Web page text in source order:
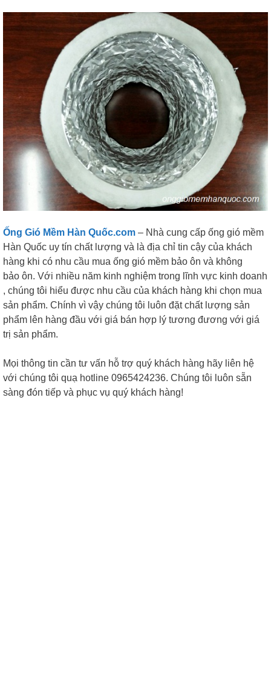
Ống Gió Mềm Hàn Quốc.com – Nhà cung cấp ống gió mềm
Hàn Quốc uy tín chất lượng và là địa chỉ tin cậy của khách
hàng khi có nhu cầu mua ống gió mềm bảo ôn và không
bảo ôn. Với nhiều năm kinh nghiệm trong lĩnh vực kinh doanh
, chúng tôi hiểu được nhu cầu của khách hàng khi chọn mua
sản phẩm. Chính vì vậy chúng tôi luôn đặt chất lượng sản
phẩm lên hàng đầu với giá bán hợp lý tương đương với giá
trị sản phẩm.
Mọi thông tin cần tư vấn hỗ trợ quý khách hàng hãy liên hệ
với chúng tôi quạ hotline 0965424236. Chúng tôi luôn sẵn
sàng đón tiếp và phục vụ quý khách hàng!